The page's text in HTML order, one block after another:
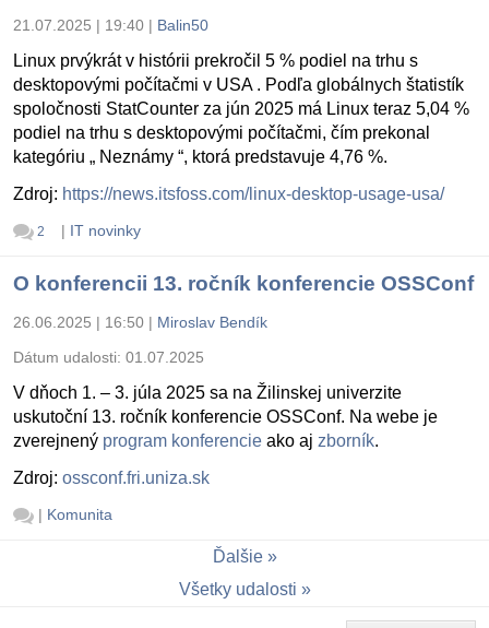
21.07.2025 | 19:40 | Balin50
Linux prvýkrát v histórii prekročil 5 % podiel na trhu s
desktopovými počítačmi v USA . Podľa globálnych štatistík
spoločnosti StatCounter za jún 2025 má Linux teraz 5,04 %
podiel na trhu s desktopovými počítačmi, čím prekonal
kategóriu „ Neznámy “, ktorá predstavuje 4,76 %.
Zdroj: https://news.itsfoss.com/linux-desktop-usage-usa/
2 | IT novinky
O konferencii 13. ročník konferencie OSSConf
26.06.2025 | 16:50 | Miroslav Bendík
Dátum udalosti: 01.07.2025
V dňoch 1. – 3. júla 2025 sa na Žilinskej univerzite
uskutoční 13. ročník konferencie OSSConf. Na webe je
zverejnený program konferencie ako aj zborník.
Zdroj: ossconf.fri.uniza.sk
| Komunita
Ďalšie
Všetky udalosti